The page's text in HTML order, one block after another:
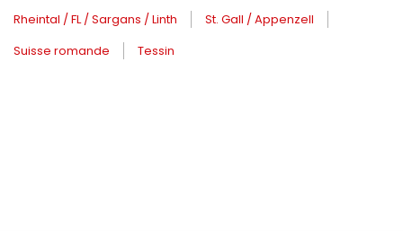
Rheintal / FL / Sargans / Linth
St. Gall / Appenzell
Suisse romande
Tessin